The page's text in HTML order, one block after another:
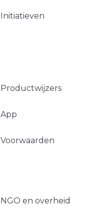
Initiatieven
Productwijzers
App
Voorwaarden
NGO en overheid